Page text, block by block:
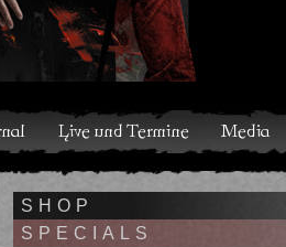
Media Shop Band Discografie
SHOP
SPECIALS